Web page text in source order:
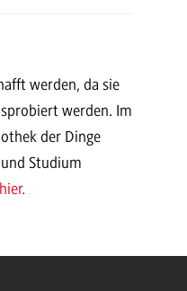
werden, da sie
werden. Im
der Dinge
Studium
hier.